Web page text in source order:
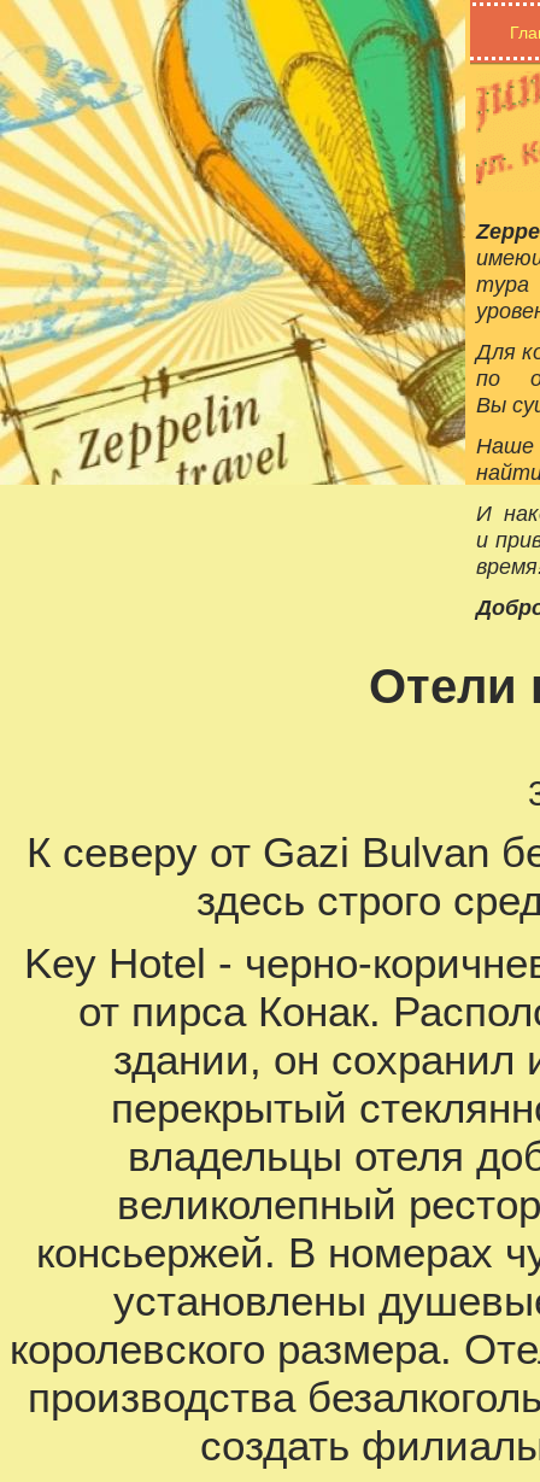
тура
Для
по
Вы
Наше
И
и
Отели
К северу от Gazi Bulvan
здесь строго
Key Hotel - черно-
от пирса Конак.
здании, он сохранил
перекрытый
владельцы отеля
великолепный
консьержей. В номерах
установлены
королевского размера.
производства
создать